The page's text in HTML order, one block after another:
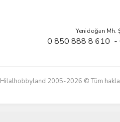
Yenidoğan Mh.
0 850 888 8 610 -
Hilalhobbyland 2005-2026 © Tüm